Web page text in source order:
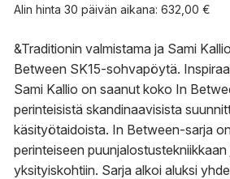
Alin hinta 30 päivän aikana: 632,00 €
&Traditionin valmistama ja Sami
Between SK15-sohvapöytä.
Sami Kallio on saanut koko In
perinteisistä skandinaavisista
käsityötaidoista. In Between-sarja
perinteiseen puunjalostustekniikkaan
yksityiskohtiin. Sarja alkoi aluksi